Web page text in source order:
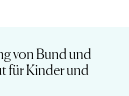
von Bund und
für Kinder und